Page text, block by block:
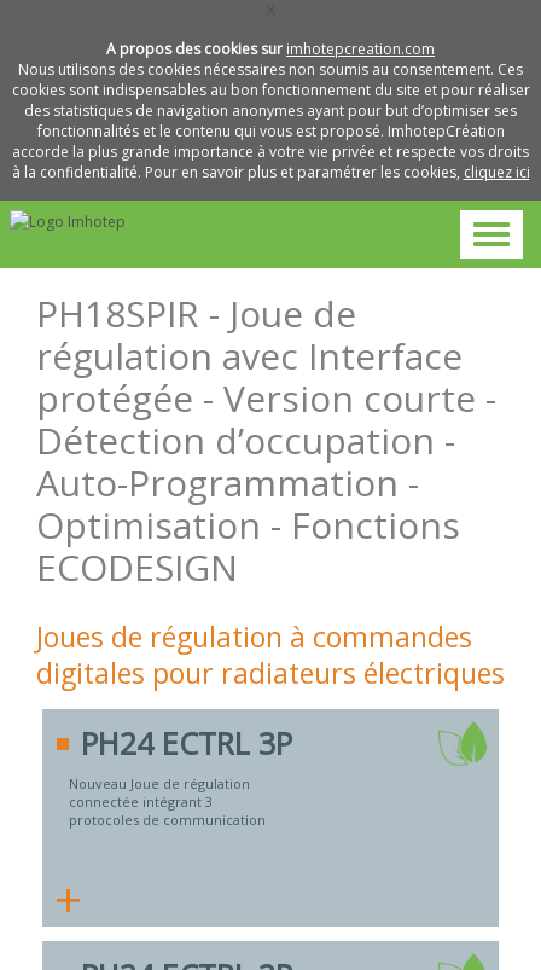
A propos des cookies sur imhotepcreation.com
Nous utilisons des cookies nécessaires non soumis au consentement. Ces
cookies sont indispensables au bon fonctionnement du site et pour réaliser
des statistiques de navigation anonymes ayant pour but d’optimiser ses
fonctionnalités et le contenu qui vous est proposé. ImhotepCréation
accorde la plus grande importance à votre vie privée et respecte vos droits
à la confidentialité. Pour en savoir plus et paramétrer les cookies, cliquez ici
PH18SPIR - Joue de
régulation avec Interface
protégée - Version courte -
Détection d’occupation -
Auto-Programmation -
Optimisation - Fonctions
ECODESIGN
Joues de régulation à commandes
digitales pour radiateurs électriques
PH24 ECTRL 3P
Nouveau Joue de régulation
connectée intégrant 3
protocoles de communication
+